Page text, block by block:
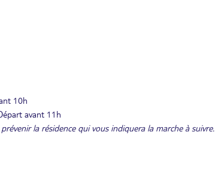
10h
avant 11h
la résidence qui vous indiquera la marche à suivre.